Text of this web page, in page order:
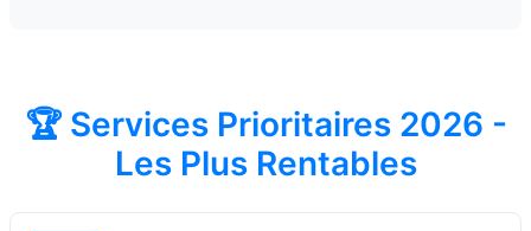
🏆 Services Prioritaires 2026 -
Les Plus Rentables